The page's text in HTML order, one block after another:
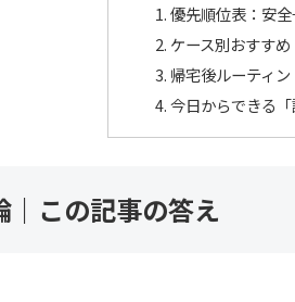
優先順位表：安
ケース別おすす
帰宅後ルーティ
今日からできる「
｜この記事の答え